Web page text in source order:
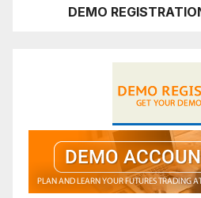
DEMO